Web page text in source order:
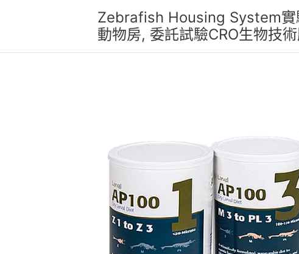
要
Zebrafish Housing System實
動物房, 委託試驗CRO生物技